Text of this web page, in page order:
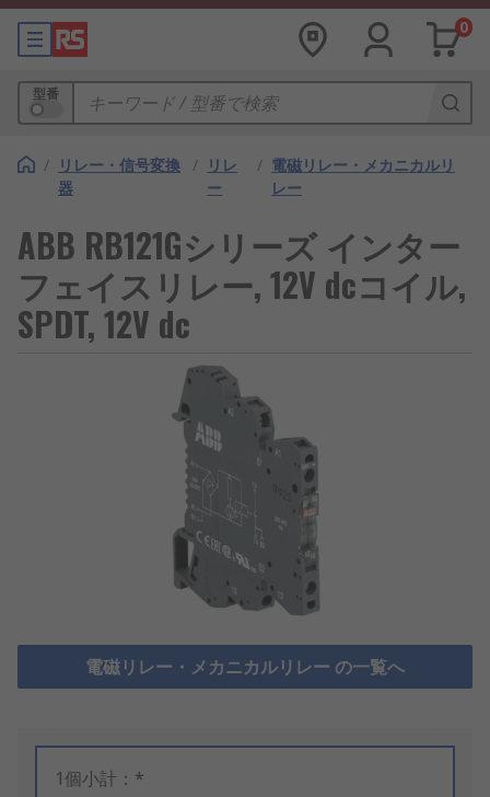
0
型番
/ リレー・信号変換
器
/ リレ
ー
/ 電磁リレー・メカニカルリ
レー
ABB RB121Gシリーズ インター
フェイスリレー, 12V dcコイル,
SPDT, 12V dc
電磁リレー・メカニカルリレー の一覧へ
1個小計：*